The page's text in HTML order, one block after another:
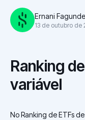
Ernani
13 de outubro de
Ranking
variável
No Ranking de ETFs